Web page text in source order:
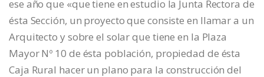
ese año que «que tiene en estudio la Junta Rectora de
ésta Sección, un proyecto que consiste en llamar a un
Arquitecto y sobre el solar que tiene en la Plaza
Mayor Nº 10 de ésta población, propiedad de ésta
Caja Rural hacer un plano para la construcción del